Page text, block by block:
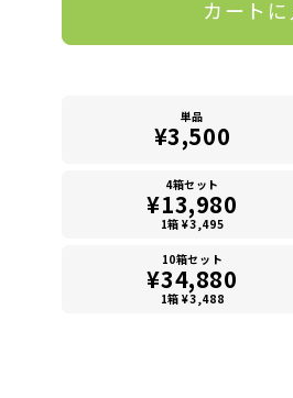
カート
単品
¥3,500
4箱セット
¥13,980
1箱 ¥3,495
10箱セット
¥34,880
1箱 ¥3,488